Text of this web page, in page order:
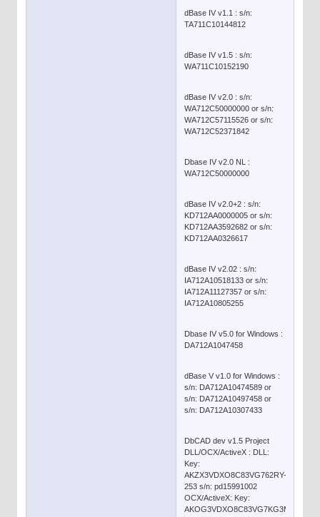
dBase IV v1.1 : s/n:
TA711C10144812
dBase IV v1.5 : s/n:
WA711C10152190
dBase IV v2.0 : s/n:
WA712C50000000 or s/n:
WA712C57115526 or s/n:
WA712C52371842
Dbase IV v2.0 NL :
WA712C50000000
dBase IV v2.0+2 : s/n:
KD712AA0000005 or s/n:
KD712AA3592682 or s/n:
KD712AA0326617
dBase IV v2.02 : s/n:
IA712A10518133 or s/n:
IA712A11127357 or s/n:
IA712A10805255
Dbase IV v5.0 for Windows :
DA712A1047458
dBase V v1.0 for Windows :
s/n: DA712A10474589 or
s/n: DA712A10497458 or
s/n: DA712A10307433
DbCAD dev v1.5 Project
DLL/OCX/ActiveX : DLL:
Key:
AKZX3VDXO8C83VG762RY-
253 s/n: pd15991002
OCX/ActiveX: Key:
AKOG3VDXO8C83VG7KG3M-